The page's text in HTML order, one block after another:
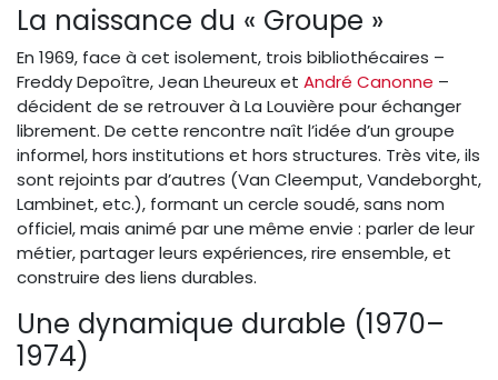
La naissance du « Groupe »
En 1969, face à cet isolement, trois bibliothécaires –
Freddy Depoître, Jean Lheureux et André Canonne –
décident de se retrouver à La Louvière pour échanger
librement. De cette rencontre naît l’idée d’un groupe
informel, hors institutions et hors structures. Très vite, ils
sont rejoints par d’autres (Van Cleemput, Vandeborght,
Lambinet, etc.), formant un cercle soudé, sans nom
officiel, mais animé par une même envie : parler de leur
métier, partager leurs expériences, rire ensemble, et
construire des liens durables.
Une dynamique durable (1970–
1974)